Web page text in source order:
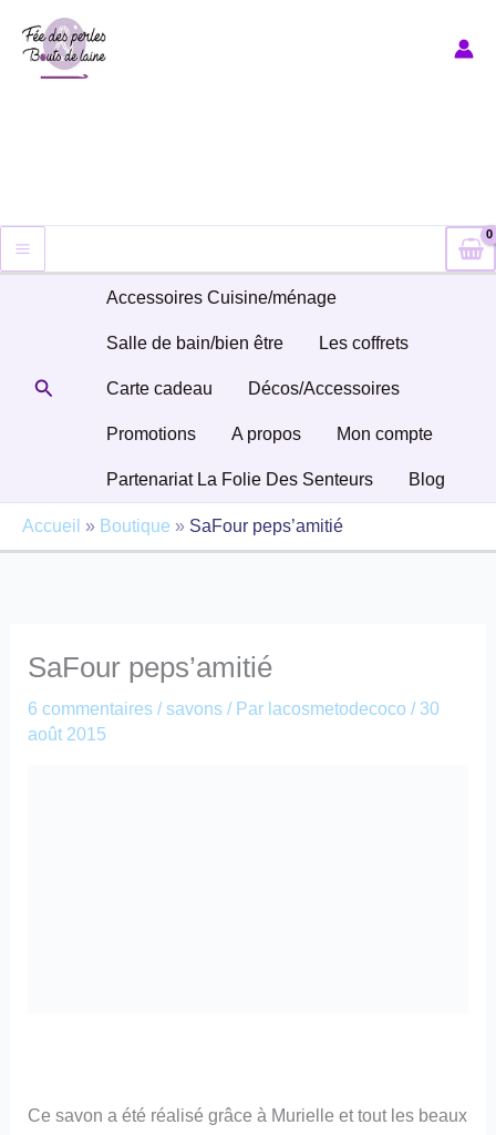
contenu
Rechercher
Accessoires Cuisine/ménage
Salle de bain/bien être Les coffrets
Carte cadeau Décos/Accessoires
Promotions A propos Mon compte
Partenariat La Folie Des Senteurs Blog
Accueil » Boutique » SaFour peps’amitié
SaFour peps’amitié
6 commentaires /savons/ Par lacosmetodecoco /30
août 2015
Ce savon a été réalisé grâce à Murielle et tout les beaux